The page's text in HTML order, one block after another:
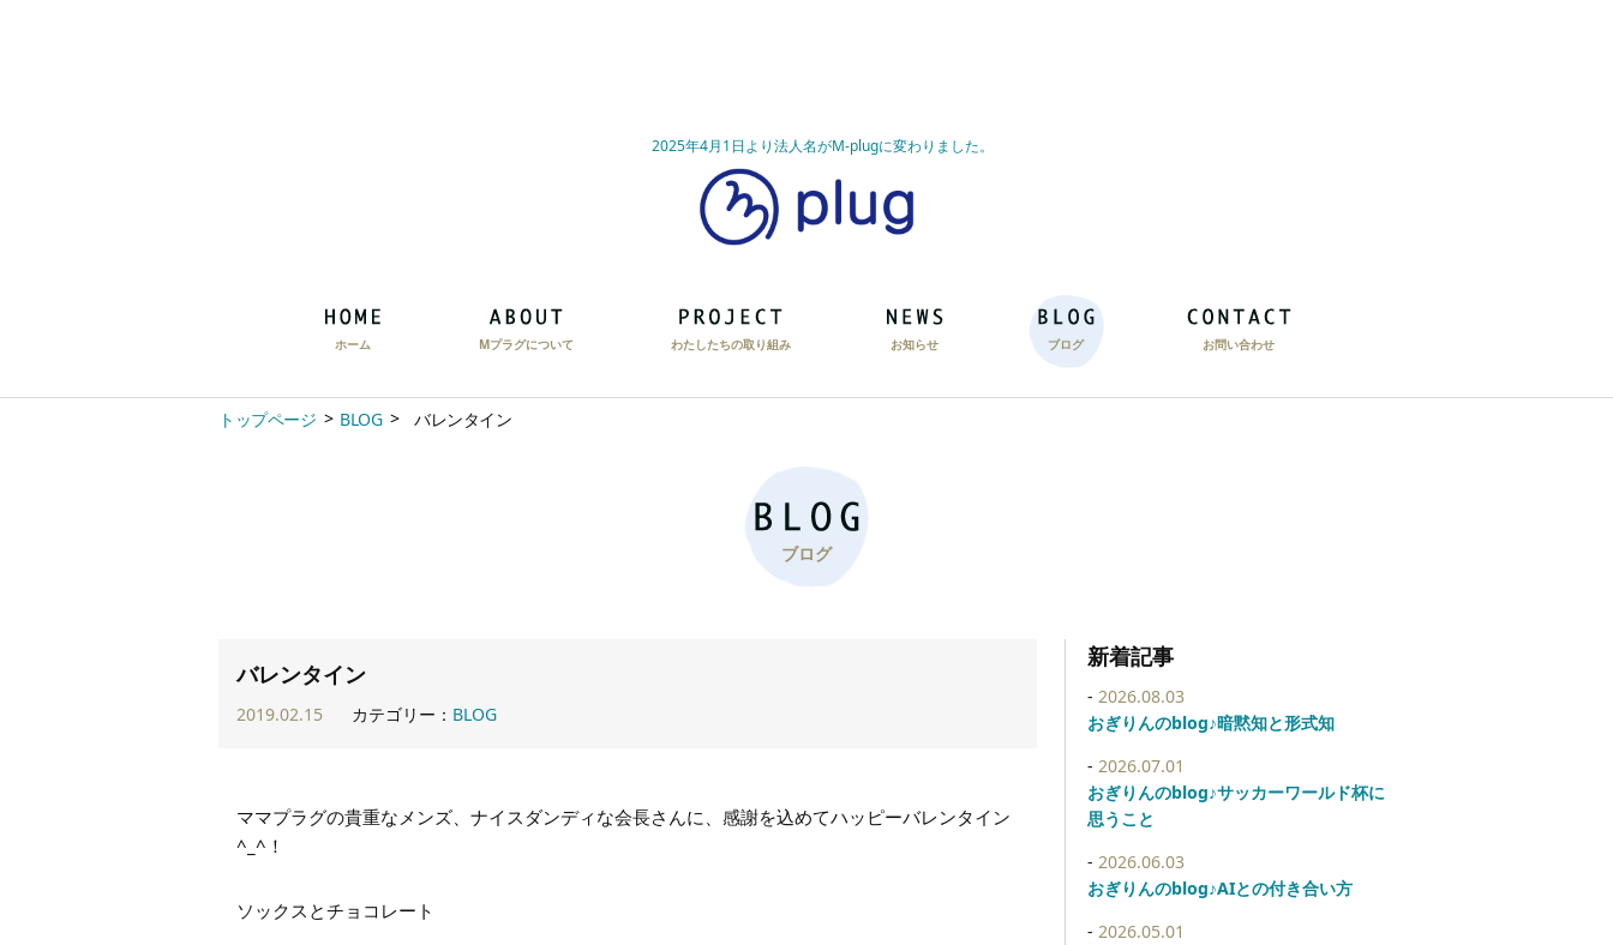
2025年4月1日より法人名がM-plugに変わりました。
ホーム Mプラグについて わたしたちの取り組み お知らせ ブログ お問い合わせ
トップページ BLOG バレンタイン
ブログ
バレンタイン
2019.02.15 カテゴリー： BLOG
ママプラグの貴重なメンズ、ナイスダンディな会長さんに、感謝を込めてハッピーバレンタイン
^_^！
ソックスとチョコレート
新着記事
2026.08.03
おぎりんのblog♪暗黙知と形式知
2026.07.01
おぎりんのblog♪サッカーワールド杯に
思うこと
2026.06.03
おぎりんのblog♪AIとの付き合い方
2026.05.01